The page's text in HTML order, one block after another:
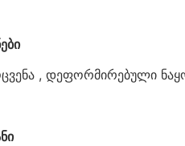
, დეფორმირებული